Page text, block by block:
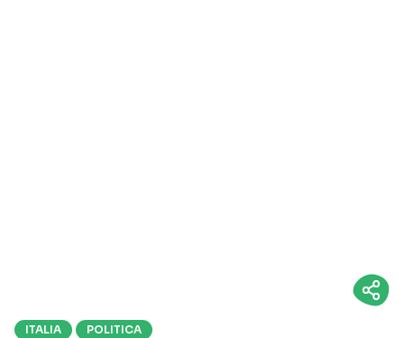
ITALIA POLITICA